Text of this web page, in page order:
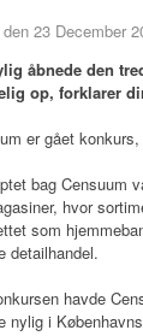
23 December
åbnede den
op, forklarer
er gået
bag Censuum
hvor
som
detailhandel.
havde
nylig i